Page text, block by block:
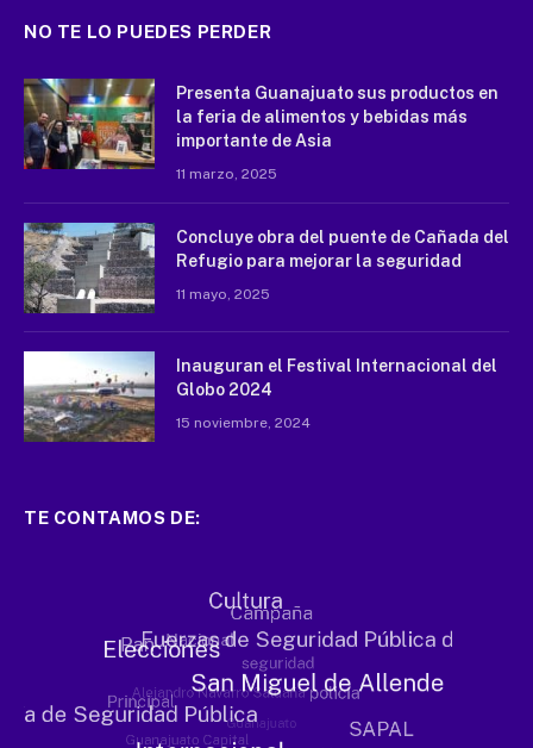
NO TE LO PUEDES PERDER
Presenta Guanajuato sus productos en
la feria de alimentos y bebidas más
importante de Asia
11 marzo, 2025
Concluye obra del puente de Cañada del
Refugio para mejorar la seguridad
11 mayo, 2025
Inauguran el Festival Internacional del
Globo 2024
15 noviembre, 2024
TE CONTAMOS DE: